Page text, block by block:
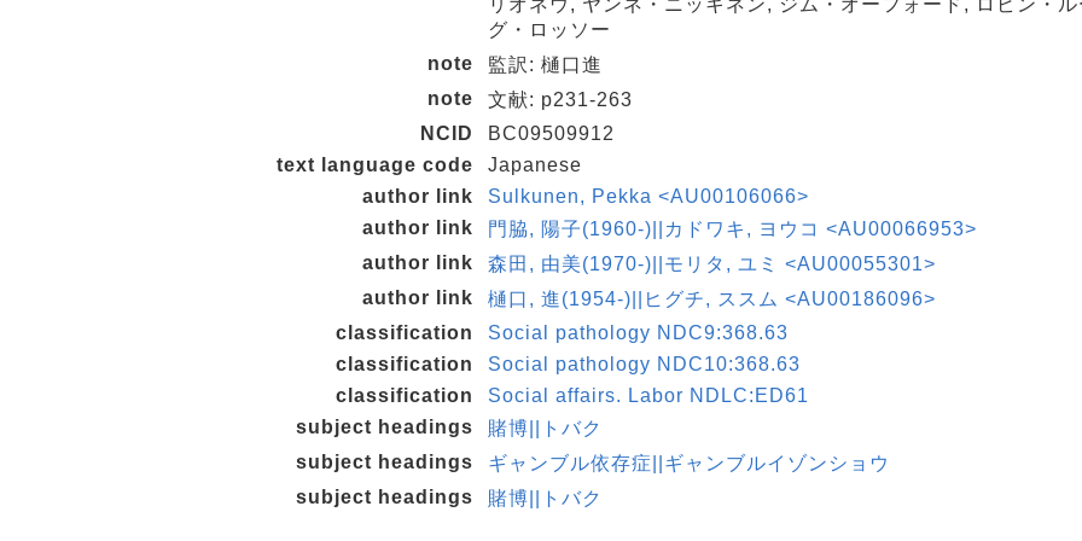
グ・ロッソー
note
監訳: 樋口進
note
文献: p231-263
NCID
BC09509912
text language code
Japanese
author link
Sulkunen, Pekka <AU00106066>
author link
門脇, 陽子(1960-)||カドワキ, ヨウコ <AU00066953>
author link
森田, 由美(1970-)||モリタ, ユミ <AU00055301>
author link
樋口, 進(1954-)||ヒグチ, ススム <AU00186096>
classification
Social pathology NDC9:368.63
classification
Social pathology NDC10:368.63
classification
Social affairs. Labor NDLC:ED61
subject headings
賭博||トバク
subject headings
ギャンブル依存症||ギャンブルイゾンショウ
subject headings
賭博||トバク